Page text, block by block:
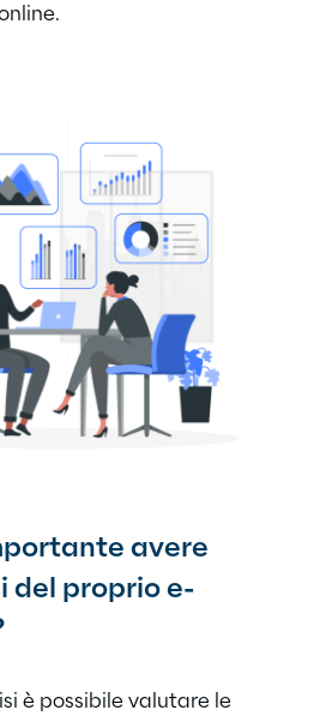
avere
del proprio e-
è possibile valutare le